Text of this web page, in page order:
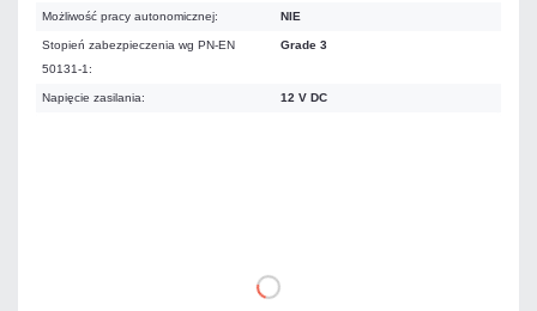
Możliwość pracy autonomicznej: NIE
Stopień zabezpieczenia wg PN-EN
50131-1:
Grade 3
Napięcie zasilania: 12 V DC
DO KOSZYKA